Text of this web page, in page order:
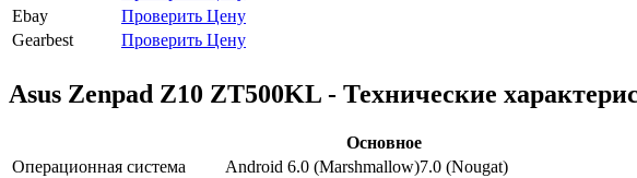
Ebay
Проверить Цену
Gearbest
Проверить Цену
Asus Zenpad Z10 ZT500KL - Технические
Основное
Операционная система
Android 6.0 (Marshmallow)7.0 (Nougat)